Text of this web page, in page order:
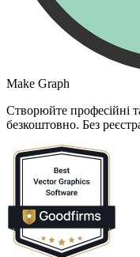
Make Graph
Створюйте професійні
безкоштовно. Без